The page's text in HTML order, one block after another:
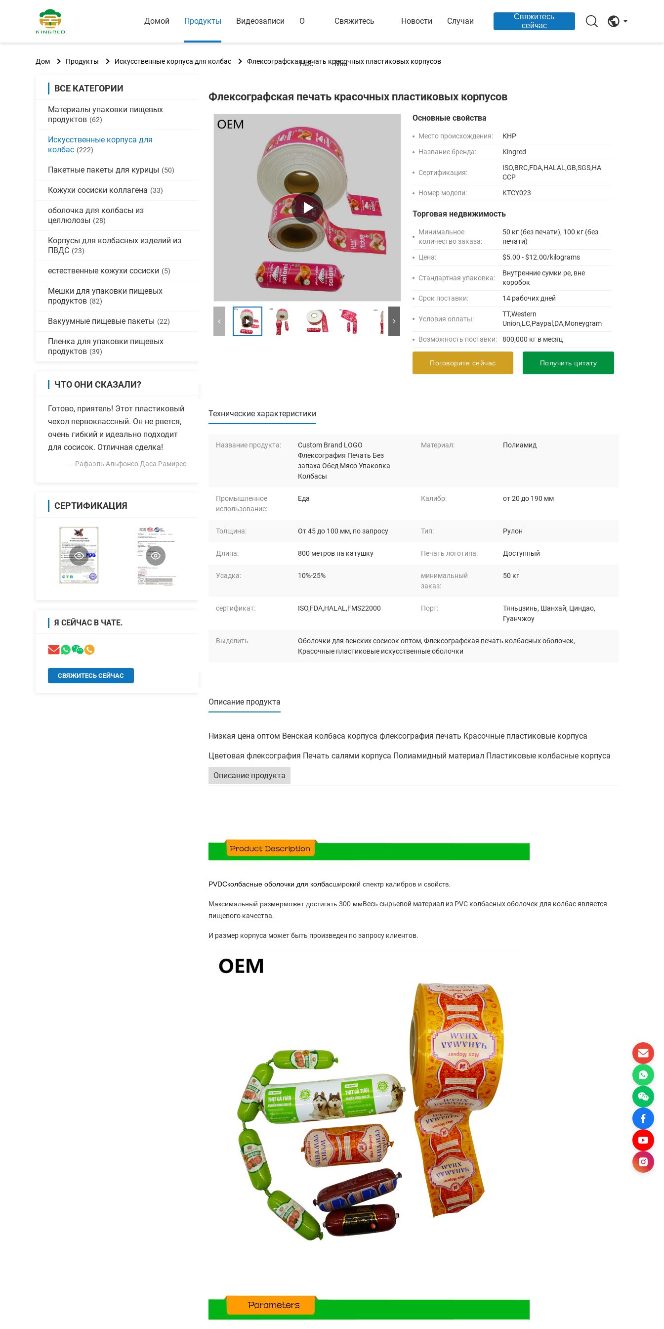
Домой Продукты Видеозаписи О
Нас
Свяжитесь
Мы
Новости Случаи
Свяжитесь
сейчас
Дом Продукты Искусственные корпуса для колбас Флексографская печать красочных пластиковых корпусов
ВСЕ КАТЕГОРИИ
Материалы упаковки пищевых
продуктов (62)
Искусственные корпуса для
колбас (222)
Пакетные пакеты для курицы (50)
Кожухи сосиски коллагена (33)
оболочка для колбасы из
целлюлозы (28)
Корпусы для колбасных изделий из
ПВДС (23)
естественные кожухи сосиски (5)
Мешки для упаковки пищевых
продуктов (82)
Вакуумные пищевые пакеты (22)
Пленка для упаковки пищевых
продуктов (39)
ЧТО ОНИ СКАЗАЛИ?
Готово, приятель! Этот пластиковый
чехол первоклассный. Он не рвется,
очень гибкий и идеально подходит
для сосисок. Отличная сделка!
—— Рафаэль Альфонсо Даса Рамирес
СЕРТИФИКАЦИЯ
Я СЕЙЧАС В ЧАТЕ.
СВЯЖИТЕСЬ СЕЙЧАС
Флексографская печать красочных пластиковых корпусов
Основные свойства
Место происхождения:
КНР
Название бренда:
Kingred
Сертификация:
ISO,BRC,FDA,HALAL,GB,SGS,HA
CCP
Номер модели:
KTCY023
Торговая недвижимость
Минимальное
количество заказа:
50 кг (без печати), 100 кг (без
печати)
Цена:
$5.00 - $12.00/kilograms
Стандартная упаковка:
Внутренние сумки pe, вне
коробок
Срок поставки:
14 рабочих дней
Условия оплаты:
TT,Western
Union,LC,Paypal,DA,Moneygram
Возможность поставки:
800,000 кг в месяц
Поговорите сейчас Получить цитату
Технические характеристики
Название продукта:
Custom Brand LOGO
Флексография Печать Без
запаха Обед Мясо Упаковка
Колбасы
Материал: Полиамид
Промышленное
использование:
Еда Калибр: от 20 до 190 мм
Толщина: От 45 до 100 мм, по запросу Тип: Рулон
Длина: 800 метров на катушку Печать логотипа: Доступный
Усадка: 10%-25%
минимальный
заказ:
50 кг
сертификат: ISO,FDA,HALAL,FMS22000 Порт:
Тяньцзинь, Шанхай, Циндао,
Гуанчжоу
Выделить Оболочки для венских сосисок оптом, Флексографская печать колбасных оболочек,
Красочные пластиковые искусственные оболочки
Описание продукта
Низкая цена оптом Венская колбаса корпуса флексография печать Красочные пластиковые корпуса
Цветовая флексография Печать салями корпуса Полиамидный материал Пластиковые колбасные корпуса
Описание продукта
PVDCколбасные оболочки для колбасширокий спектр калибров и свойств.
Максимальный размерможет достигать 300 ммВесь сырьевой материал из PVC колбасных оболочек для колбас является
пищевого качества.
И размер корпуса может быть произведен по запросу клиентов.